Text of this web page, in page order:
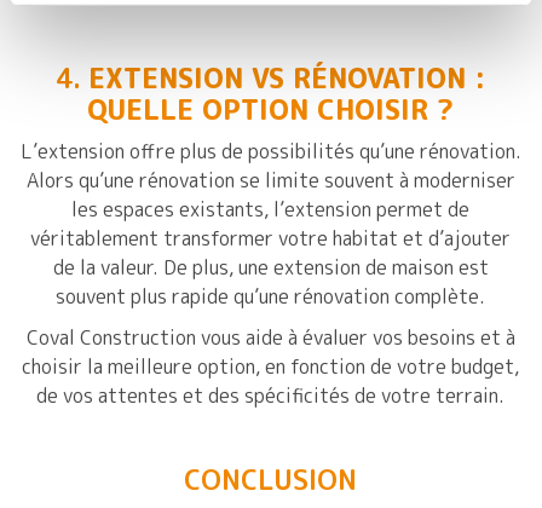
4. EXTENSION VS RÉNOVATION :
QUELLE OPTION CHOISIR ?
L’extension offre plus de possibilités qu’une rénovation.
Alors qu’une rénovation se limite souvent à moderniser
les espaces existants, l’extension permet de
véritablement transformer votre habitat et d’ajouter
de la valeur. De plus, une extension de maison est
souvent plus rapide qu’une rénovation complète.
Coval Construction vous aide à évaluer vos besoins et à
choisir la meilleure option, en fonction de votre budget,
de vos attentes et des spécificités de votre terrain.
CONCLUSION